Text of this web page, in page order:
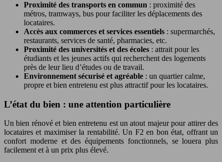
Proximité des transports en commun : proximité des
métros, tramways, bus pour faciliter les déplacements des
locataires.
Accès aux commerces et services essentiels : supermarchés,
restaurants, services de santé, pharmacies, etc.
Proximité des universités et des écoles : attrait pour les
étudiants et les jeunes actifs qui recherchent des logements
près de leur lieu d’études ou de travail.
Environnement sécurisé et agréable : un quartier calme,
propre et bien entretenu est plus attractif pour les locataires.
L’état du bien : une attention particulière
Un bien rénové et bien entretenu est un atout majeur pour attirer des
locataires et maximiser la rentabilité. Un F2 en bon état, offrant un
confort moderne et des équipements fonctionnels, se louera plus
facilement et à un prix plus élevé.